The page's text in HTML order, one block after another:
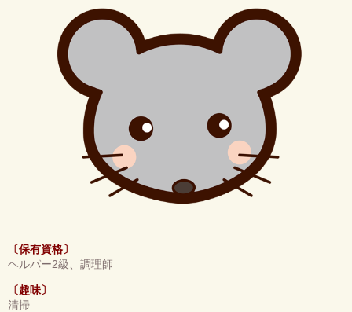
〔保有資格〕
ヘルパー2級、調理師
〔趣味〕
清掃